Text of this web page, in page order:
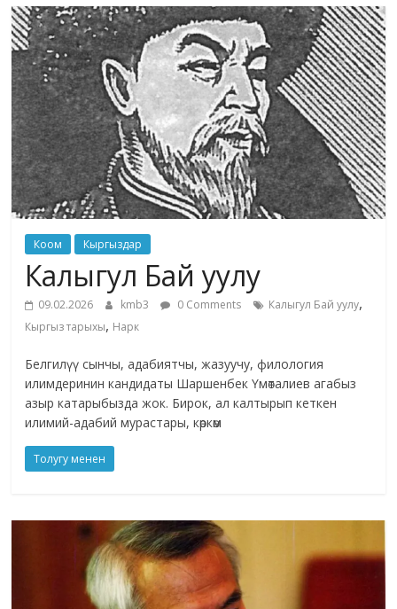
маданияты
жана
адабияты
Коом Кыргыздар
Калыгул Бай уулу
09.02.2026 kmb3 0 Comments Калыгул Бай уулу,
Кыргыз тарыхы, Нарк
Белгилүү сынчы, адабиятчы, жазуучу, филология
илимдеринин кандидаты Шаршенбек Үмөталиев агабыз
азыр катарыбызда жок. Бирок, ал калтырып кеткен
илимий-адабий мурастары, көркөм
Толугу менен